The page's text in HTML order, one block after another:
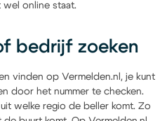
wel online staat.
bedrijf zoeken
vinden op Vermelden.nl, je kunt
door het nummer te checken.
welke regio de beller komt. Zo